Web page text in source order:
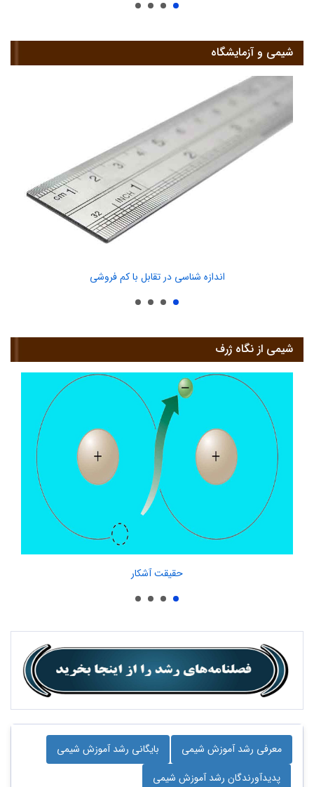
شیمی و آزمایشگاه
اندازه شناسی در تقابل با کم فروشی
شیمی از نگاه ژرف
حقیقت آشکار
معرفی رشد آموزش شیمی
بایگانی رشد آموزش شیمی
پدیدآورندگان رشد آموزش شیمی